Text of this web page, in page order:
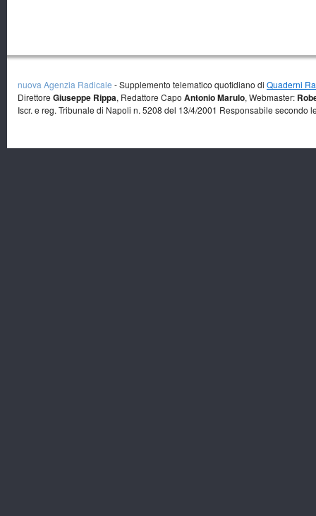
nuova Agenzia Radicale - Supplemento telematico quotidiano di Quaderni
Direttore Giuseppe Rippa, Redattore Capo Antonio Marulo, Webmaster:
Iscr. e reg. Tribunale di Napoli n. 5208 del 13/4/2001 Responsabile secondo